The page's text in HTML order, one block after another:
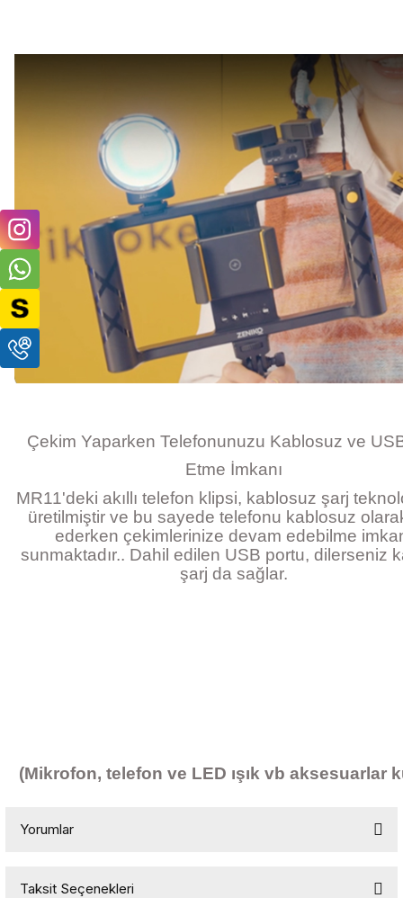
Çekim Yaparken Telefonunuzu Kablosuz ve
Etme İmkanı
MR11'deki akıllı telefon klipsi, kablosuz şarj
üretilmiştir ve bu sayede telefonu kablosuz
ederken çekimlerinize devam edebilme
sunmaktadır.. Dahil edilen USB portu, dilerseniz
şarj da sağlar.
(Mikrofon, telefon ve LED ışık vb
Yorumlar
Taksit Seçenekleri